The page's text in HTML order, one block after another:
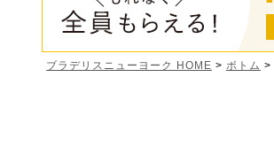
ブラデリスニューヨーク HOME ボトム